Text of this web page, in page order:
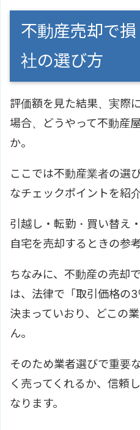
不動産売却で
社の選び方
評価額を見た結果、実際
場合、どうやって不動産
か。
ここでは不動産業者の選
なチェックポイントを紹介
引越し・転勤・買い替え
自宅を売却するときの参
ちなみに、不動産の売却
は、法律で「取引価格の
決まっていおり、どこの
ん。
そのため業者選びで重要
く売ってくれるか、信頼
なります。